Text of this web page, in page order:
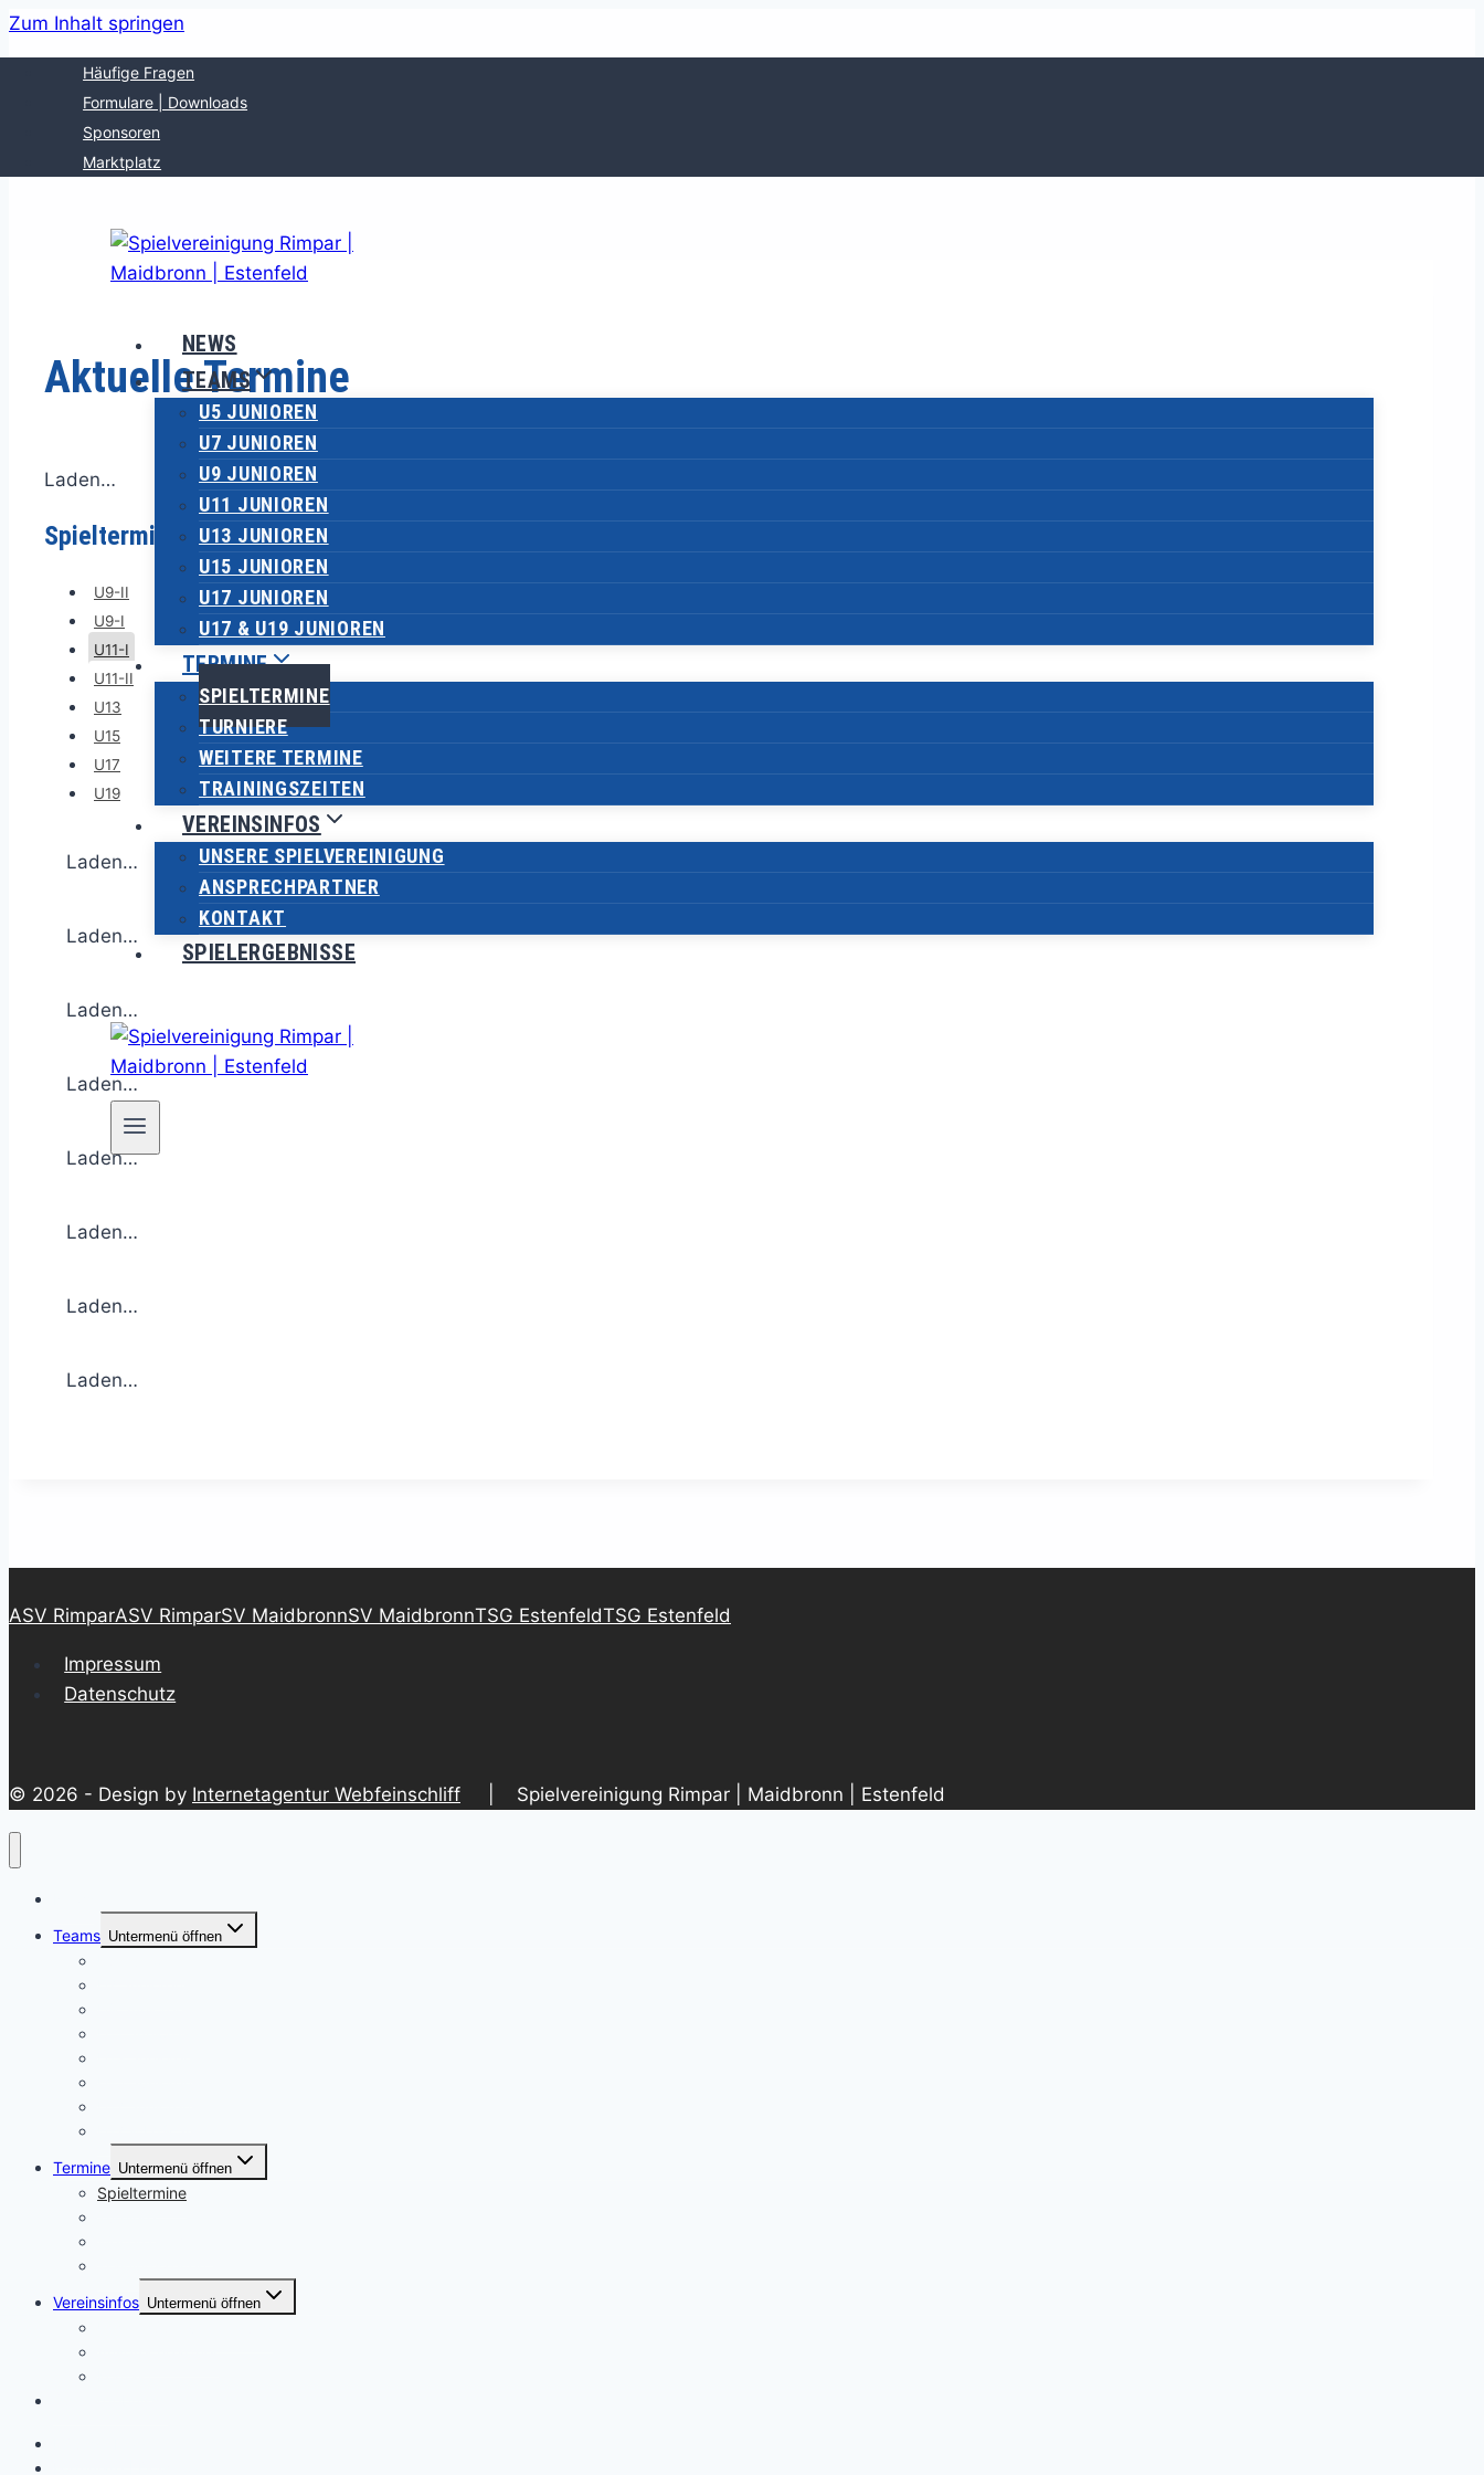
Zum Inhalt springen
Häufige Fragen
Formulare | Downloads
Sponsoren
Marktplatz
NEWS
TEAMS
U5 JUNIOREN
U7 JUNIOREN
U9 JUNIOREN
U11 JUNIOREN
U13 JUNIOREN
U15 JUNIOREN
U17 JUNIOREN
U17 & U19 JUNIOREN
TERMINE
SPIELTERMINE
TURNIERE
WEITERE TERMINE
TRAININGSZEITEN
VEREINSINFOS
UNSERE SPIELVEREINIGUNG
ANSPRECHPARTNER
KONTAKT
SPIELERGEBNISSE
Aktuelle Termine
Laden…
Spieltermine nach Altersklasse
U9-II
U9-I
U11-I
U11-II
U13
U15
U17
U19
Laden…
Laden…
Laden…
Laden…
Laden…
Laden…
Laden…
Laden…
ASV RimparASV RimparSV MaidbronnSV MaidbronnTSG EstenfeldTSG Estenfeld
Impressum
Datenschutz
© 2026 - Design by Internetagentur Webfeinschliff | Spielvereinigung Rimpar | Maidbronn | Estenfeld
Teams Untermenü öffnen
Termine Untermenü öffnen
Spieltermine
Vereinsinfos Untermenü öffnen